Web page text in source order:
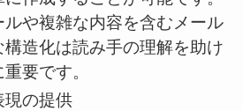
や複雑な内容を含むメール
造化は読み手の理解を助け
要です。
現の提供